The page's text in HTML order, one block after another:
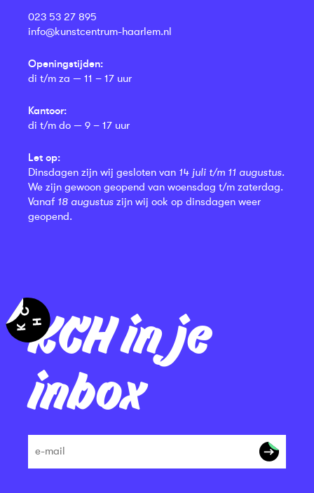
KCH in je
inbox
023 53 27 895
info@kunstcentrum-haarlem.nl
Openingstijden:
di t/m za — 11 – 17 uur
Kantoor:
di t/m do — 9 – 17 uur
Let op:
Dinsdagen zijn wij gesloten van 14 juli t/m 11 augustus.
We zijn gewoon geopend van woensdag t/m zaterdag.
Vanaf 18 augustus zijn wij ook op dinsdagen weer
geopend.